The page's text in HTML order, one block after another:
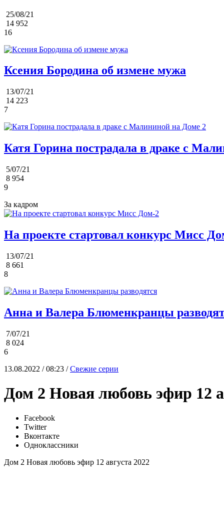
25/08/21
14 952
16
Ксения Бородина об измене мужа
13/07/21
14 223
7
Катя Горина пострадала в драке с
5/07/21
8 954
9
За кадром
На проекте стартовал конкурс Мисс
13/07/21
8 661
8
Анна и Валера Блюменкранцы
7/07/21
8 024
6
13.08.2022 / 08:23 /Свежие серии
Дом 2 Новая любовь эфир 12
Facebook
Twitter
Вконтакте
Одноклассники
Дом 2 Новая любовь эфир 12 августа 2022